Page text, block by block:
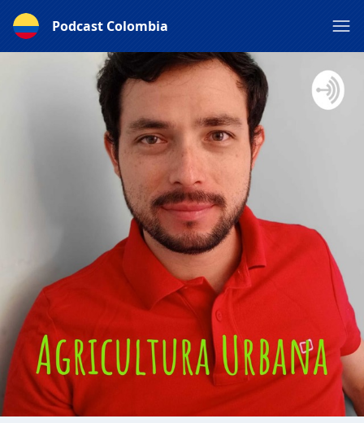
Podcast Colombia